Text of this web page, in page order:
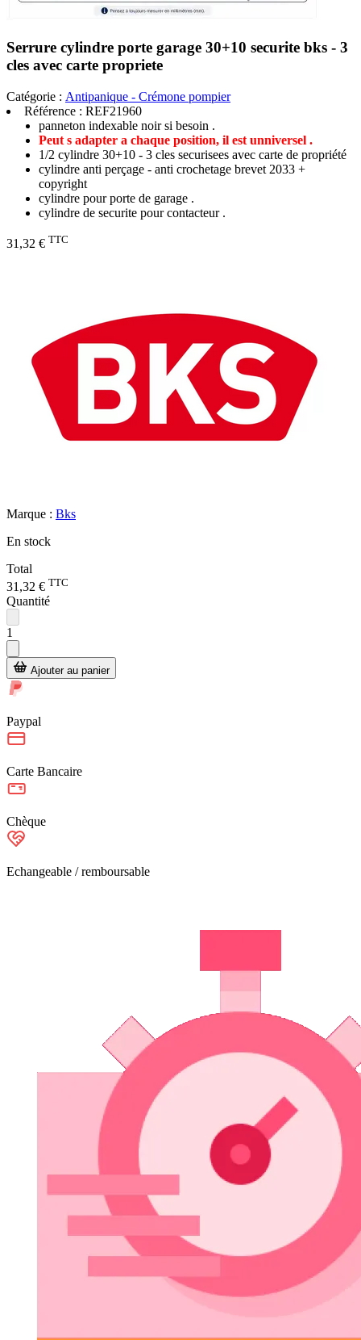
Serrure cylindre porte garage 30+10 securite bks - 3
cles avec carte propriete
Catégorie : Antipanique - Crémone pompier
Référence : REF21960
panneton indexable noir si besoin .
Peut s adapter a chaque position, il est unniversel .
1/2 cylindre 30+10 - 3 cles securisees avec carte de propriété
cylindre anti perçage - anti crochetage brevet 2033 +
copyright
cylindre pour porte de garage .
cylindre de securite pour contacteur .
31,32 € TTC
Marque : Bks
En stock
Total
31,32 € TTC
Quantité
1
Ajouter au panier
Paypal
Carte Bancaire
Chèque
Echangeable / remboursable